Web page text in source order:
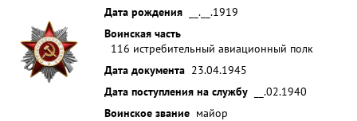
Дата рождения
__.__.1919
Воинская часть
116 истребительный авиационный полк
Дата документа 23.04.1945
Дата поступления на службу
__.02.1940
Воинское звание майор